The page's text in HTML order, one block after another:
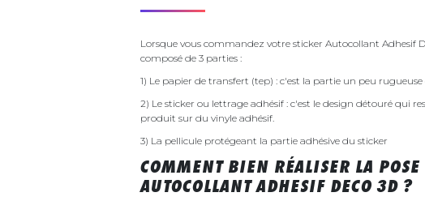
Lorsque vous commandez votre sticker Autocollant Adhesif
composé de 3 parties :
1) Le papier de transfert (tep) : c'est la partie un peu rugueuse
2) Le sticker ou lettrage adhésif : c'est le design détouré qui
produit sur du vinyle adhésif.
3) La pellicule protégeant la partie adhésive du sticker
COMMENT BIEN RÉALISER LA POSE
AUTOCOLLANT ADHESIF DECO 3D ?